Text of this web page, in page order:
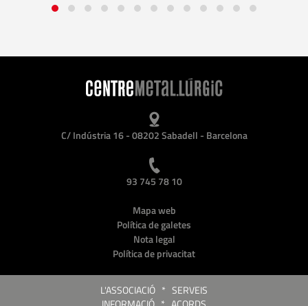
C/ Indústria 16 - 08202 Sabadell - Barcelona
93 745 78 10
Mapa web
Política de galetes
Nota legal
Política de privacitat
L'ASSOCIACIÓ * SERVEIS